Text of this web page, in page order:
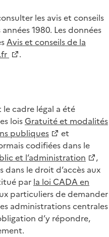
les avis et conseils
1980. Les données
Avis et conseils de la
.
cadre légal a été
loisGratuité et modalités
publiques
et
codifiées dans le
et l’administration
,
le droit d’accès aux
par la loi CADA en
particuliers de demander
administrations centrales
d’y répondre,